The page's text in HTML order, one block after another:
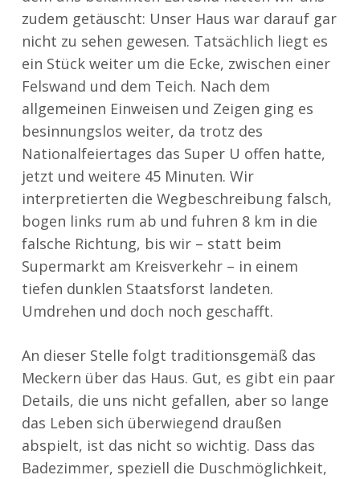
zudem getäuscht: Unser Haus war darauf gar
nicht zu sehen gewesen. Tatsächlich liegt es
ein Stück weiter um die Ecke, zwischen einer
Felswand und dem Teich. Nach dem
allgemeinen Einweisen und Zeigen ging es
besinnungslos weiter, da trotz des
Nationalfeiertages das Super U offen hatte,
jetzt und weitere 45 Minuten. Wir
interpretierten die Wegbeschreibung falsch,
bogen links rum ab und fuhren 8 km in die
falsche Richtung, bis wir – statt beim
Supermarkt am Kreisverkehr – in einem
tiefen dunklen Staatsforst landeten.
Umdrehen und doch noch geschafft.
An dieser Stelle folgt traditionsgemäß das
Meckern über das Haus. Gut, es gibt ein paar
Details, die uns nicht gefallen, aber so lange
das Leben sich überwiegend draußen
abspielt, ist das nicht so wichtig. Dass das
Badezimmer, speziell die Duschmöglichkeit,